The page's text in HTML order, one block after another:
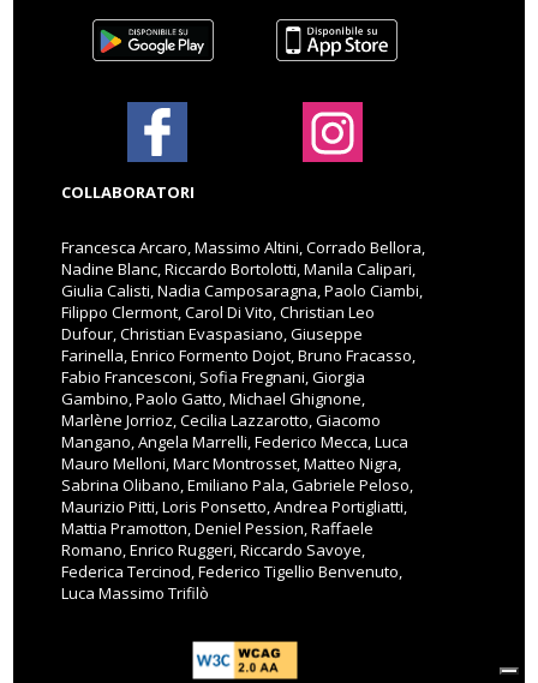
COLLABORATORI
Francesca Arcaro, Massimo Altini, Corrado Bellora,
Nadine Blanc, Riccardo Bortolotti, Manila Calipari,
Giulia Calisti, Nadia Camposaragna, Paolo Ciambi,
Filippo Clermont, Carol Di Vito, Christian Leo
Dufour, Christian Evaspasiano, Giuseppe
Farinella, Enrico Formento Dojot, Bruno Fracasso,
Fabio Francesconi, Sofia Fregnani, Giorgia
Gambino, Paolo Gatto, Michael Ghignone,
Marlène Jorrioz, Cecilia Lazzarotto, Giacomo
Mangano, Angela Marrelli, Federico Mecca, Luca
Mauro Melloni, Marc Montrosset, Matteo Nigra,
Sabrina Olibano, Emiliano Pala, Gabriele Peloso,
Maurizio Pitti, Loris Ponsetto, Andrea Portigliatti,
Mattia Pramotton, Deniel Pession, Raffaele
Romano, Enrico Ruggeri, Riccardo Savoye,
Federica Tercinod, Federico Tigellio Benvenuto,
Luca Massimo Trifilò